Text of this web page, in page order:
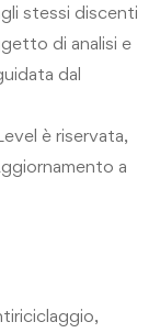
stessi discenti
di analisi e
dal
è riservata,
a